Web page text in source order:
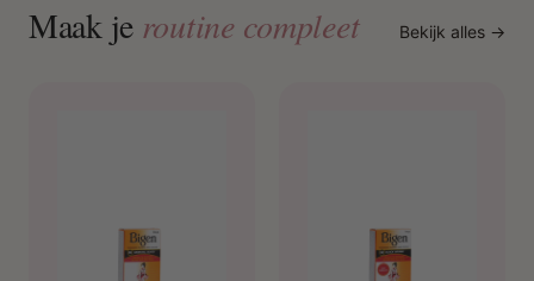
Maak je routine compleet Bekijk alles →